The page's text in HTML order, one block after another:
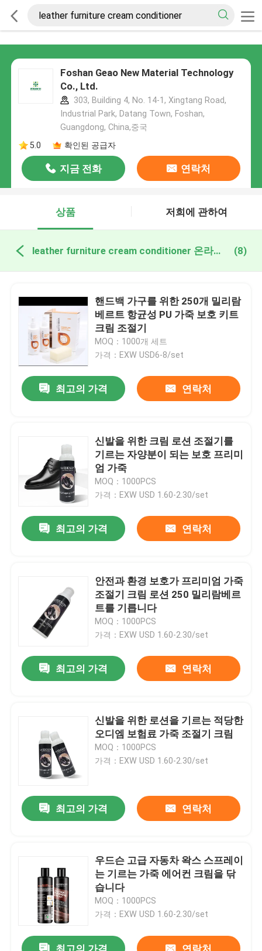
Foshan Geao New Material Technology
Co., Ltd.
303, Building 4, No. 14-1, Xingtang Road,
Industrial Park, Datang Town, Foshan,
Guangdong, China,중국
5.0
확인된 공급자
지금 전화 연락처
상품 저희에 관하여
leather furniture cream conditioner 온라인 제조 (8)
핸드백 가구를 위한 250개 밀리람
베르트 항균성 PU 가죽 보호 키트
크림 조절기
MOQ：1000개 세트
가격：EXW USD6-8/set
최고의 가격 연락처
신발을 위한 크림 로션 조절기를
기르는 자양분이 되는 보호 프리미
엄 가죽
MOQ：1000PCS
가격：EXW USD 1.60-2.30/set
최고의 가격 연락처
안전과 환경 보호가 프리미엄 가죽
조절기 크림 로션 250 밀리람베르
트를 기릅니다
MOQ：1000PCS
가격：EXW USD 1.60-2.30/set
최고의 가격 연락처
신발을 위한 로션을 기르는 적당한
오디엠 보험료 가죽 조절기 크림
MOQ：1000PCS
가격：EXW USD 1.60-2.30/set
최고의 가격 연락처
우드슨 고급 자동차 왁스 스프레이
는 기르는 가죽 에어컨 크림을 닦
습니다
MOQ：1000PCS
가격：EXW USD 1.60-2.30/set